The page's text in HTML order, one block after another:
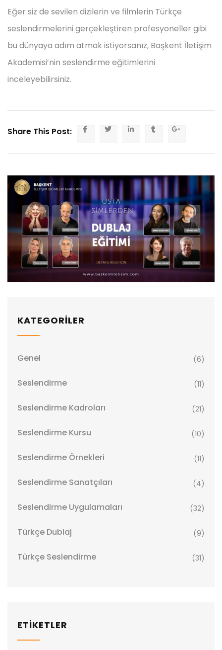
Eğer siz de sevilen dizilerin ve filmlerin Türkçe
seslendirmelerini gerçekleştiren profesyoneller gibi
bu dünyaya adım atmak istiyorsanız, Başkent İletişim
Akademisi’nin seslendirme eğitimlerini
inceleyebilirsiniz.
Share This Post:
KATEGORİLER
Genel (6)
Seslendirme (11)
Seslendirme Kadroları (21)
Seslendirme Kursu (10)
Seslendirme Örnekleri (11)
Seslendirme Sanatçıları (4)
Seslendirme Uygulamaları (32)
Türkçe Dublaj (9)
Türkçe Seslendirme (31)
ETİKETLER